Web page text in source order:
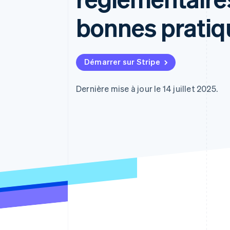
Acceptation optimisée
Paiements accélérés
Financial Connections
bonnes
Démarrer sur Stripe
Dernière mise à jour le 14 juillet 2025.